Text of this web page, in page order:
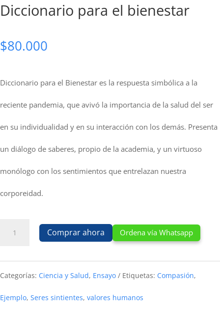
Diccionario para el bienestar
$80.000
Diccionario para el Bienestar es la respuesta simbólica a la
reciente pandemia, que avivó la importancia de la salud del ser
en su individualidad y en su interacción con los demás. Presenta
un diálogo de saberes, propio de la academia, y un virtuoso
monólogo con los sentimientos que entrelazan nuestra
corporeidad.
Diccionario
el
bienestar
Comprar ahora Ordena vía Whatsapp
Categorías: Ciencia y Salud, Ensayo Etiquetas: Compasión,
Ejemplo, Seres sintientes, valores humanos